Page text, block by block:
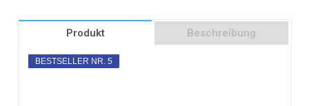
Produkt Beschreibung
BESTSELLER NR. 5